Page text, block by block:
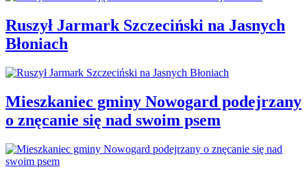
Ruszył Jarmark Szczeciński na Jasnych
Błoniach
Mieszkaniec gminy Nowogard podejrzany
o znęcanie się nad swoim psem